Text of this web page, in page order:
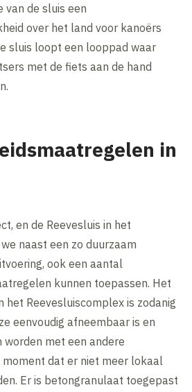
van de sluis een
over het land voor kanoërs
sluis loopt een looppad waar
met de fiets aan de hand
in
en de Reevesluis in het
naast een zo duurzaam
ook een aantal
kunnen toepassen. Het
het Reevesluiscomplex is zodanig
eenvoudig afneembaar is en
met een andere
dat er niet meer lokaal
Er is betongranulaat toegepast